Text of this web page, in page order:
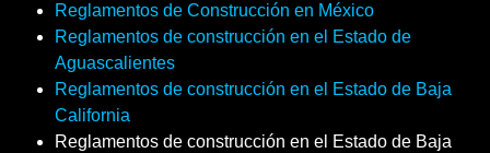
Reglamentos de Construcción en México
Reglamentos de construcción en el Estado de
Aguascalientes
Reglamentos de construcción en el Estado de Baja
California
Reglamentos de construcción en el Estado de Baja